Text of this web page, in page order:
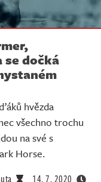
se dočká
hvězda
všechno trochu
na své s
Horse.
14. 7. 2020